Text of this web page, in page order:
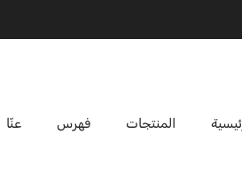
المنتجات فهرس عنّا